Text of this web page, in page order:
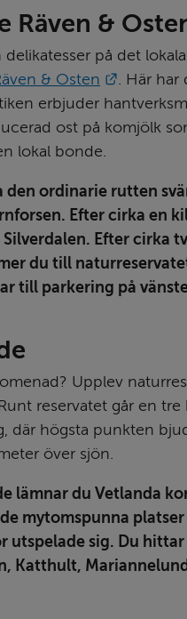
Räven &
på det lokala
& Osten Länk till
. Här har
erbjuder
ost på komjölk
lokal bonde.
ordinarie rutten
Efter cirka en
Efter cirka
du till
till parkering på
till annan webbplats.
Runt reservatet går en
där högsta punkten
över sjön.
lämnar du Vetlanda
mytomspunna platser
utspelade sig. Du hittar
Katthult,